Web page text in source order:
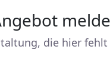
die hier